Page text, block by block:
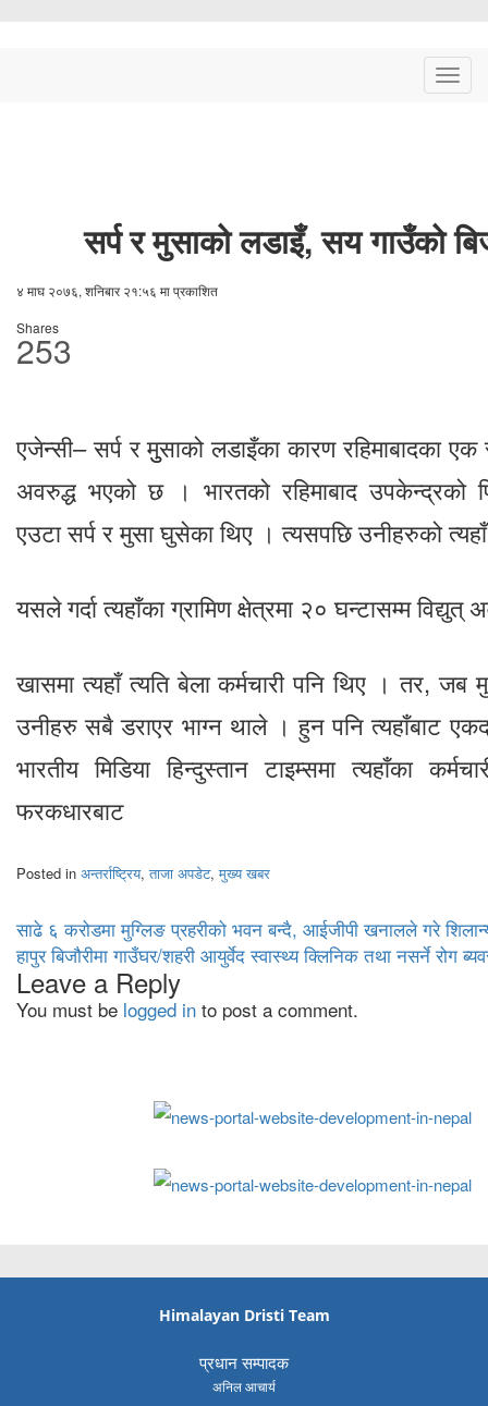
सर्प र मुसाको लडाइँ, सय गाउँको
४ माघ २०७६, शनिबार २१:५६ मा प्रकाशित
Shares
253
एजेन्सी– सर्प र मुुसाको लडाइँका कारण रहिमाबादका एक
अवरुद्ध भएको छ । भारतको रहिमाबाद उपकेन्द्रको
एउटा सर्प र मुसा घुसेका थिए । त्यसपछि उनीहरुको
यसले गर्दा त्यहाँका ग्रामिण क्षेत्रमा २० घन्टासम्म
खासमा त्यहाँ त्यति बेला कर्मचारी पनि थिए । तर,
उनीहरु सबै डराएर भाग्न थाले । हुन पनि त्यहाँबाट
भारतीय मिडिया हिन्दुस्तान टाइम्समा त्यहाँका
फरकधारबाट
Posted in अन्तर्राष्ट्रिय,ताजा अपडेट,मुख्य खबर
Post
navigation
साढे ६ करोडमा मुग्लिङ प्रहरीको भवन बन्दै, आईजीपी खनालले गरे
हापुर बिजौरीमा गाउँघर/शहरी आयुर्वेद स्वास्थ्य क्लिनिक तथा नसर्ने रोग
Leave a Reply
You must be logged in to post a comment.
Himalayan Dristi Team
प्रधान सम्पादक
अनिल आचार्य